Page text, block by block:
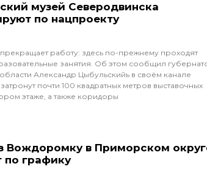
музей Северодвинска
по нацпроекту
работу: здесь по-прежнему проходят
занятия. Об этом сообщил
Александр Цыбульскийь в своём канале
почти 100 квадратных метров выставочных
этаже, а также коридоры
Вождоромку в Приморском
по графику